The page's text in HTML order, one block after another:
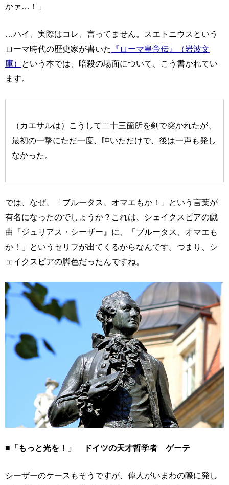
かァ…！」
…ハイ、実際はコレ、言ってません。スエトニウスという
ローマ時代の歴史家が書いた
『ローマ皇帝伝』（岩波文
庫）
という本では、暗殺の場面について、こう書かれてい
ます。
（カエサルは）こうして二十三箇所を剣で突かれたが、
最初の一撃にただ一度、呻いただけで、後は一声も発し
なかった。
では、なぜ、「ブルータス、オマエもか！」という言葉が
有名になったのでしょうか？これは、シェイクスピアの戯
曲『ジュリアス・シーザー』に、「ブルータス、オマエも
か！」というセリフが出てくるからなんです。つまり、シ
ェイクスピアの脚色だったんですね。
■「もっと光を！」 ドイツの天才哲学者 ゲーテ
シーザーのケースもそうですが、偉人がいまわの際に発し